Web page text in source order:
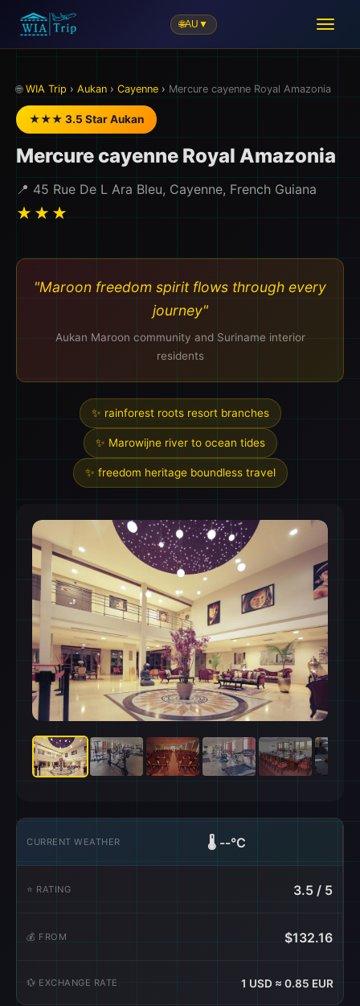
🌐AU ▼
🌐 WIA Trip › Aukan › Cayenne › Mercure cayenne Royal Amazonia
★★★ 3.5 Star Aukan
Mercure cayenne Royal Amazonia
📍 45 Rue De L Ara Bleu, Cayenne, French Guiana
★★★
"Maroon freedom spirit flows through every
journey"
Aukan Maroon community and Suriname interior
residents
✨ rainforest roots resort branches
✨ Marowijne river to ocean tides
✨ freedom heritage boundless travel
CURRENT WEATHER 🌡️ --°C
⭐ RATING 3.5 / 5
💰 FROM $132.16
💱 EXCHANGE RATE 1 USD ≈ 0.85 EUR